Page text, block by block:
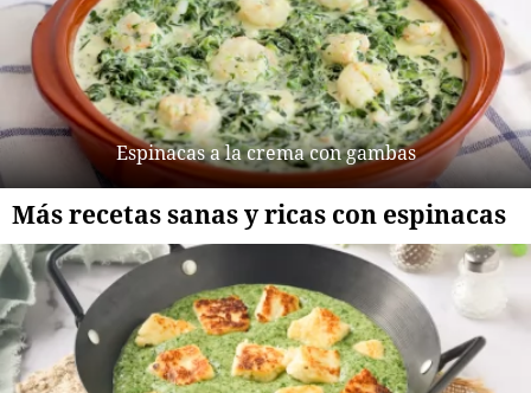
Espinacas a la crema con gambas
Más recetas sanas y ricas con espinacas